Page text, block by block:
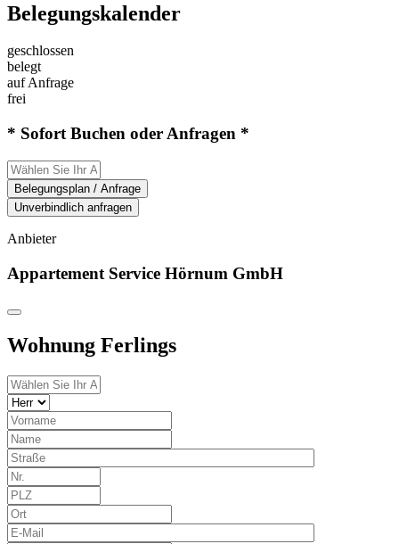
Belegungskalender
geschlossen
belegt
auf Anfrage
frei
* Sofort Buchen oder Anfragen *
Belegungsplan / Anfrage
Unverbindlich anfragen
Anbieter
Appartement Service Hörnum GmbH
Wohnung Ferlings